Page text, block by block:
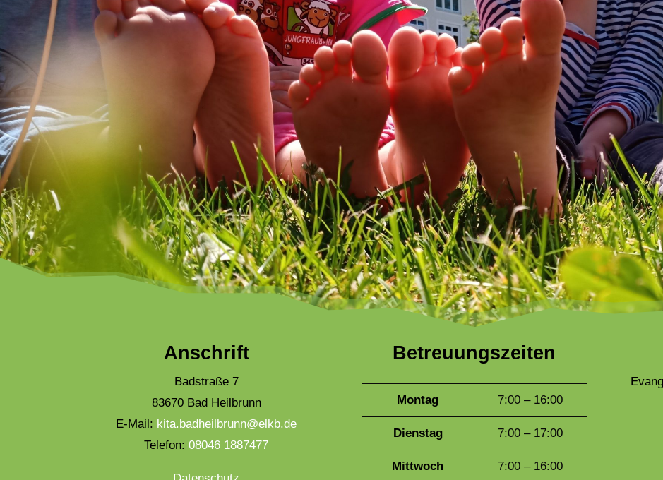
Anschrift
Badstraße 7
83670 Bad Heilbrunn
E-Mail: kita.badheilbrunn@elkb.de
Telefon:08046 1887477
Betreuungszeiten
Montag 7:00 – 16:00
Dienstag 7:00 – 17:00
Mittwoch 7:00 – 16:00